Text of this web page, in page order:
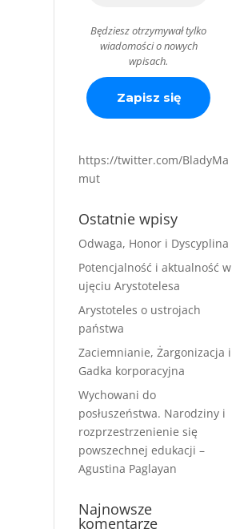
Będziesz otrzymywał tylko
wiadomości o nowych
wpisach.
https://twitter.com/BladyMa
mut
Ostatnie wpisy
Odwaga, Honor i Dyscyplina
Potencjalność i aktualność w
ujęciu Arystotelesa
Arystoteles o ustrojach
państwa
Zaciemnianie, Żargonizacja i
Gadka korporacyjna
Wychowani do
posłuszeństwa. Narodziny i
rozprzestrzenienie się
powszechnej edukacji –
Agustina Paglayan
Najnowsze
komentarze